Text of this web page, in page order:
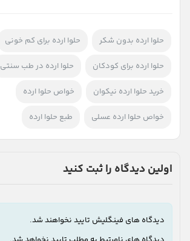
حلوا ارده بدون شکر حلوا ارده برای کم خونی
حلوا ارده برای کودکان حلوا ارده در طب سنتی
خرید حلوا ارده نیکوان خواص حلوا ارده
خواص حلوا ارده عسلی طبع حلوا ارده
اولین دیدگاه را ثبت کنید
دیدگاه های فینگلیش تایید نخواهند شد.